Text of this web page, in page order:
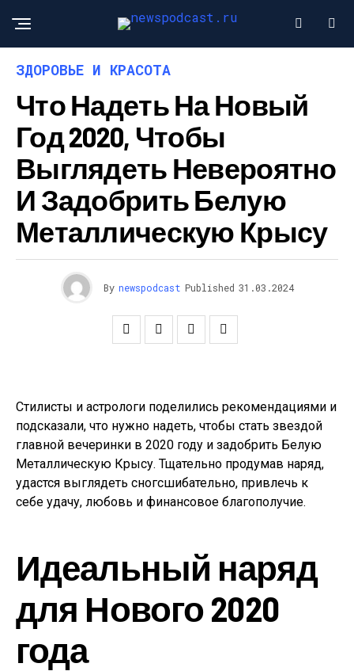
ЗДОРОВЬЕ И КРАСОТА
Что Надеть На Новый
Год 2020, Чтобы
Выглядеть Невероятно
И Задобрить Белую
Металлическую Крысу
By newspodcast Published 31.03.2024
Стилисты и астрологи поделились рекомендациями и
подсказали, что нужно надеть, чтобы стать звездой
главной вечеринки в 2020 году и задобрить Белую
Металлическую Крысу. Тщательно продумав наряд,
удастся выглядеть сногсшибательно, привлечь к
себе удачу, любовь и финансовое благополучие.
Идеальный наряд
для Нового 2020
года